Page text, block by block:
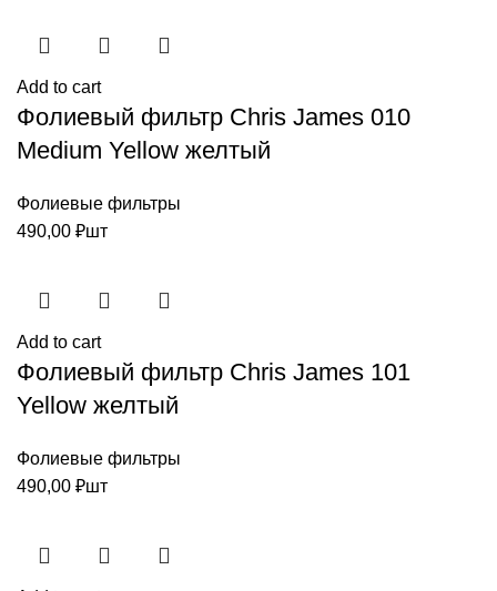
Add to cart
Фолиевый фильтр Chris James 010
Medium Yellow желтый
Фолиевые фильтры
490,00 ₽шт
Add to cart
Фолиевый фильтр Chris James 101
Yellow желтый
Фолиевые фильтры
490,00 ₽шт